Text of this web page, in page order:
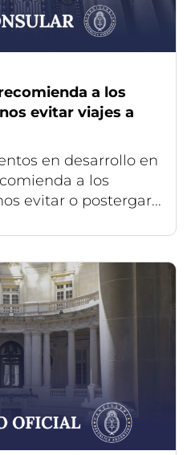
a los
evitar viajes a
en desarrollo en
a los
evitar o postergar...